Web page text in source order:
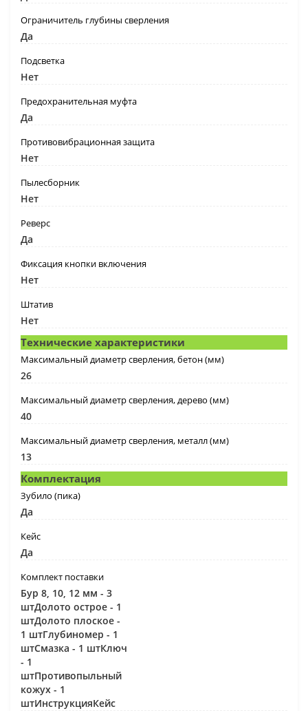
Ограничитель глубины сверления
Да
Подсветка
Нет
Предохранительная муфта
Да
Противовибрационная защита
Нет
Пылесборник
Нет
Реверс
Да
Фиксация кнопки включения
Нет
Штатив
Нет
Технические характеристики
Максимальный диаметр сверления, бетон (мм)
26
Максимальный диаметр сверления, дерево (мм)
40
Максимальный диаметр сверления, металл (мм)
13
Комплектация
Зубило (пика)
Да
Кейс
Да
Комплект поставки
Бур 8, 10, 12 мм - 3
штДолото острое - 1
штДолото плоское -
1 штГлубиномер - 1
штСмазка - 1 штКлюч
- 1
штПротивопыльный
кожух - 1
штИнструкцияКейс